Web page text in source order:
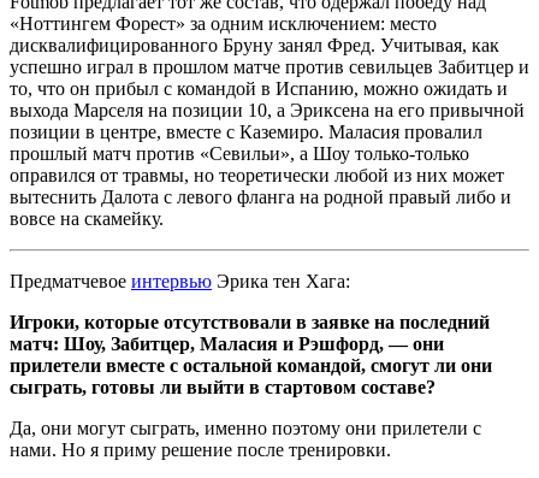
«Ноттингем Форест» за одним исключением: место
дисквалифицированного Бруну занял Фред. Учитывая, как
успешно играл в прошлом матче против севильцев Забитцер и
то, что он прибыл с командой в Испанию, можно ожидать и
выхода Марселя на позиции 10, а Эриксена на его привычной
позиции в центре, вместе с Каземиро. Маласия провалил
прошлый матч против «Севильи», а Шоу только-только
оправился от травмы, но теоретически любой из них может
вытеснить Далота с левого фланга на родной правый либо и
вовсе на скамейку.
Предматчевое интервью Эрика тен Хага:
Игроки, которые отсутствовали в заявке на последний
матч: Шоу, Забитцер, Маласия и Рэшфорд, — они
прилетели вместе с остальной командой, смогут ли они
сыграть, готовы ли выйти в стартовом составе?
Да, они могут сыграть, именно поэтому они прилетели с
нами. Но я приму решение после тренировки.